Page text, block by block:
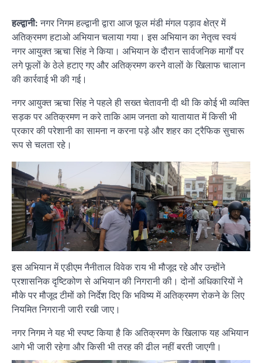
हल्द्वानी:नगर निगम हल्द्वानी द्वारा आज फूल मंडी मंगल पड़ाव क्षेत्र में
अतिक्रमण हटाओ अभियान चलाया गया। इस अभियान का नेतृत्व स्वयं
नगर आयुक्त ऋचा सिंह ने किया। अभियान के दौरान सार्वजनिक मार्गों पर
लगे फूलों के ठेले हटाए गए और अतिक्रमण करने वालों के खिलाफ चालान
की कार्रवाई भी की गई।
नगर आयुक्त ऋचा सिंह ने पहले ही सख्त चेतावनी दी थी कि कोई भी व्यक्ति
सड़क पर अतिक्रमण न करे ताकि आम जनता को यातायात में किसी भी
प्रकार की परेशानी का सामना न करना पड़े और शहर का ट्रैफिक सुचारू
रूप से चलता रहे।
इस अभियान में एडीएम नैनीताल विवेक राय भी मौजूद रहे और उन्होंने
प्रशासनिक दृष्टिकोण से अभियान की निगरानी की। दोनों अधिकारियों ने
मौके पर मौजूद टीमों को निर्देश दिए कि भविष्य में अतिक्रमण रोकने के लिए
नियमित निगरानी जारी रखी जाए।
नगर निगम ने यह भी स्पष्ट किया है कि अतिक्रमण के खिलाफ यह अभियान
आगे भी जारी रहेगा और किसी भी तरह की ढील नहीं बरती जाएगी।